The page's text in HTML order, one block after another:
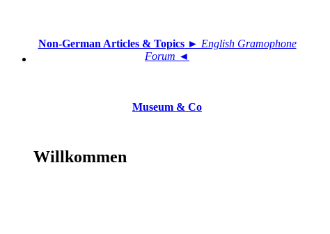
Non-German Articles & Topics► English Gramophone
Forum ◄
Museum & Co
Willkommen